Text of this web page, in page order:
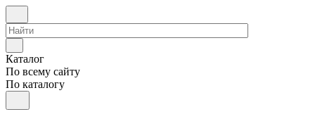
Каталог
По всему сайту
По каталогу